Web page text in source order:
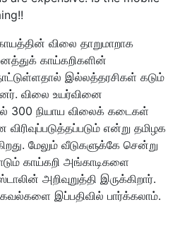
விலை தாறுமாறாக
காய்கறிகளின்
இல்லத்தரசிகள் கடும்
விலை உயர்வினை
300 நியாய விலைக் கடைகள்
என்று தமிழக
மேலும் வீடுகளுக்கே சென்று
காய்கறி அங்காடிகளை
அறிவுறுத்தி இருக்கிறார்.
இப்பதிவில் பார்க்கலாம்.